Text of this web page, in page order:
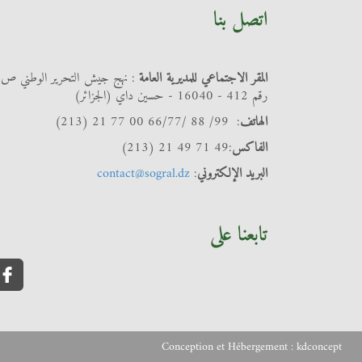
اتصل بنا
المقر الاجتماعي للمديرية العامة : نهج جيش التحرير
رقم 412 - 16040 - حسين داي (الجزائر)
الهاتف: 99/ 88 /66/77 00 77 21 (213)
الفاكس:49 71 49 21 (213)
البريد الإلكتروني:
contact@sogral.dz
تابعنا على
Conception et Hébergement : kdconcept